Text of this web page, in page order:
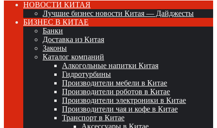
НОВОСТИ КИТАЯ
Лучшие бизнес новости Китая — Дайджесты
БИЗНЕС В КИТАЕ
Банки
Доставка из Китая
Законы
Каталог компаний
Алкогольные напитки Китая
Гидротурбины
Производители мебели в Китае
Производители роботов в Китае
Производители электроники в Китае
Производители чая и кофе в Китае
Транспорт в Китае
Аксессуары в Китае